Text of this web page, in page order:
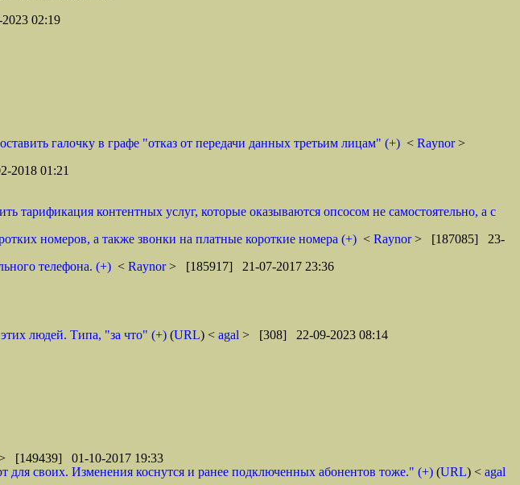
02:19
галочку в графе "отказ от передачи данных третьим лицам" (+) < Raynor>
2018 01:21
контентных услуг, которые оказываются опсосом не самостоятельно, а с
номеров, а также звонки на платные короткие номера (+) < Raynor> [187085] 23-
телефона. (+) < Raynor> [185917] 21-07-2017 23:36
людей. Типа, "за что" (+) (URL) < agal > [308] 22-09-2023 08:14
[149439] 01-10-2017 19:33
для своих. Изменения коснутся и ранее подключенных абонентов тоже." (+) (URL) < agal